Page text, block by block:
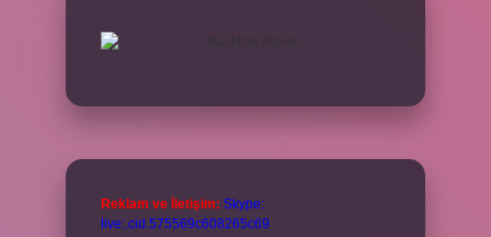
Reklam ve İletişim: Skype:
live:.cid.575569c608265c69